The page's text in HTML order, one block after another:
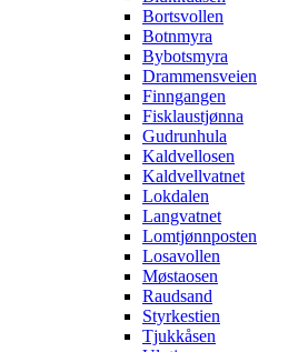
Bortsvollen
Botnmyra
Bybotsmyra
Drammensveien
Finngangen
Fisklaustjønna
Gudrunhula
Kaldvellosen
Kaldvellvatnet
Lokdalen
Langvatnet
Lomtjønnposten
Losavollen
Møstaosen
Raudsand
Styrkestien
Tjukkåsen